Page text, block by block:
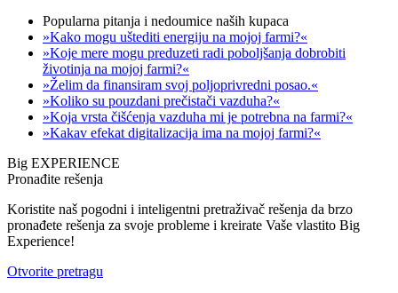
Popularna pitanja i nedoumice naših kupaca
»Kako mogu uštediti energiju na mojoj farmi?«
»Koje mere mogu preduzeti radi poboljšanja dobrobiti
životinja na mojoj farmi?«
»Želim da finansiram svoj poljoprivredni posao.«
»Koliko su pouzdani prečistači vazduha?«
»Koja vrsta čišćenja vazduha mi je potrebna na farmi?«
»Kakav efekat digitalizacija ima na mojoj farmi?«
Big EXPERIENCE
Pronađite rešenja
Koristite naš pogodni i inteligentni pretraživač rešenja da brzo
pronađete rešenja za svoje probleme i kreirate Vaše vlastito Big
Experience!
Otvorite pretragu